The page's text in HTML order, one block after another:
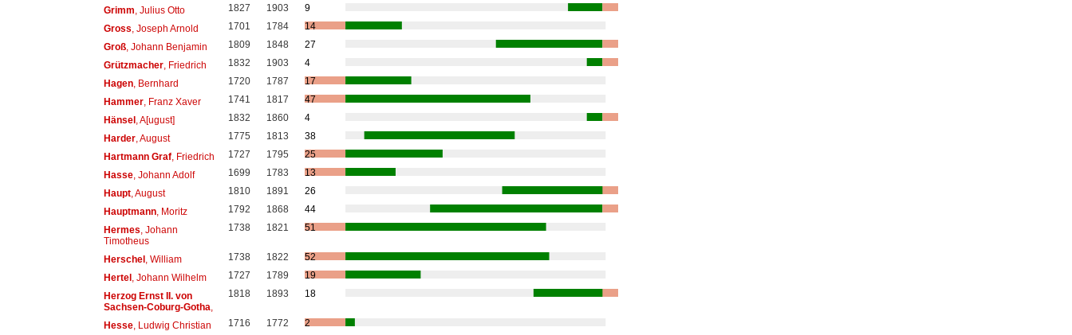
Grimm , Julius Otto 1827 1903
9
Gross , Joseph Arnold 1701 1784
14
Groß, Johann Benjamin 1809 1848
27
Grützmacher, Friedrich 1832 1903
4
Hagen, Bernhard 1720 1787
17
Hammer, Franz Xaver 1741 1817
47
Hänsel, A[ugust] 1832 1860
4
Harder, August 1775 1813
38
Hartmann Graf, Friedrich 1727 1795
25
Hasse, Johann Adolf 1699 1783
13
Haupt, August 1810 1891
26
Hauptmann, Moritz 1792 1868
44
Hermes , Johann
Timotheus
1738 1821 51
Herschel, William 1738 1822
52
Hertel, Johann Wilhelm 1727 1789
19
Herzog Ernst II. von
Sachsen-Coburg-Gotha
1818 1893 18
Hesse, Ludwig Christian 1716 1772 2